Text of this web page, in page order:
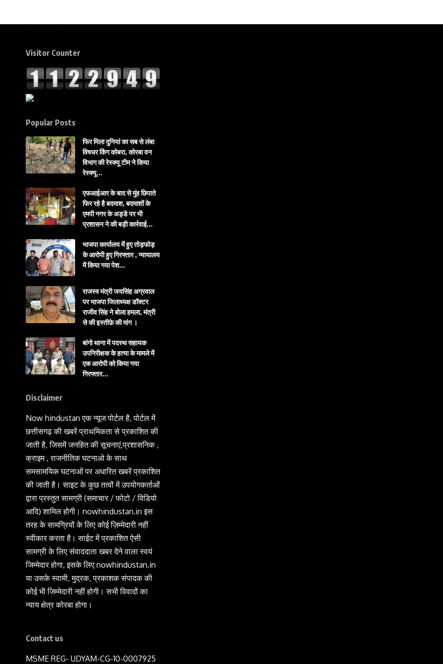
Visitor Counter
Popular Posts
फिर मिला दुनियां का सब से लंबा
विषधर किंग कोबरा, कोरबा वन
विभाग की रेस्क्यू टीम ने किया
रेस्क्यू…
एफआईआर के बाद से मुंह छिपाते
फिर रहे है बदमाश, बदमाशों के
एमपी नगर के अड्डे पर भी
प्रशासन ने की बड़ी कार्रवाई…
भाजपा कार्यालय में हुए तोड़फोड़
के आरोपी हुए गिरफ्तार , न्यायालय
में किया गया पेश…
राजस्व मंत्री जयसिंह अग्रवाल
पर भाजपा जिलाध्यक्ष डॉक्टर
राजीव सिंह ने बोला हमला, मंत्री
से की इस्तीफ़े की मांग ।
बांगो थाना में पदस्थ सहायक
उपनिरीक्षक के हत्या के मामले में
एक आरोपी को किया गया
गिरफ्तार…
Disclaimer
Now hindustan एक न्यूज पोर्टल है, पोर्टल में
छत्तीसगढ़ की खबरें प्राथमिकता से प्रकाशित की
जाती है, जिसमें जनहित की सूचनाएं,प्रशासनिक ,
क्राइम , राजनीतिक घटनाओ के साथ
समसामयिक घटनाओं पर अधारित खबरें प्रकाशित
की जाती है। साइट के कुछ तत्वों में उपयोगकर्ताओं
द्वारा प्रस्तुत सामग्री (समाचार / फोटो / विडियो
आदि) शामिल होगी। nowhindustan.in इस
तरह के सामग्रियों के लिए कोई ज़िम्मेदारी नहीं
स्वीकार करता है। साईट में प्रकाशित ऐसी
सामग्री के लिए संवाददाता खबर देने वाला स्वयं
जिम्मेदार होगा, इसके लिए nowhindustan.in
या उसके स्वामी, मुद्रक, प्रकाशक संपादक की
कोई भी जिम्मेदारी नहीं होगी। सभी विवादों का
न्याय क्षेत्र कोरबा होगा।
Contact us
MSME REG- UDYAM-CG-10-0007925